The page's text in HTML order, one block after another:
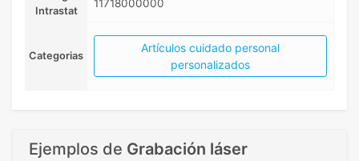
Intrastat
11718000000
Categorias
Artículos cuidado personal
personalizados
Ejemplos de Grabación láser